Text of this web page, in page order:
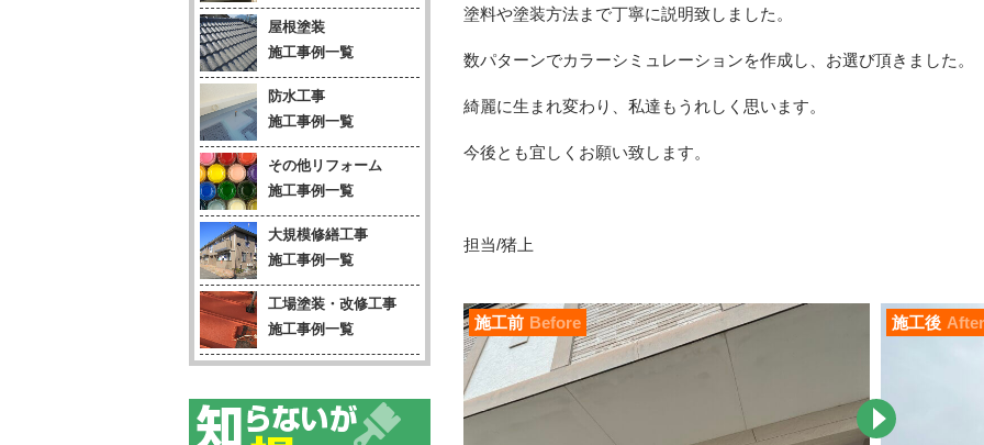
塗料や塗装方法まで丁寧に説明致しました。
数パターンでカラーシミュレーションを作成し、お選び頂きました。
綺麗に生まれ変わり、私達もうれしく思います。
今後とも宜しくお願い致します。
担当/猪上
施工前 Before 施工後 After
屋根塗装
施工事例一覧
防水工事
施工事例一覧
その他リフォーム
施工事例一覧
大規模修繕工事
施工事例一覧
工場塗装・改修工事
施工事例一覧